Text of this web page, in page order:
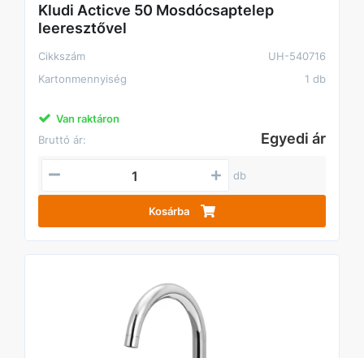
Kludi Acticve 50 Mosdócsaptelep
leeresztővel
Cikkszám
UH-540716
Kartonmennyiség
1 db
Van raktáron
Bruttó ár:
Egyedi ár
db
Kosárba